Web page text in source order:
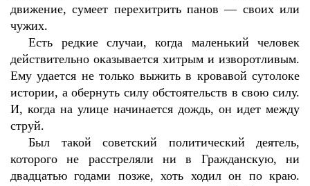
движение, сумеет перехитрить панов — своих или
чужих.
Есть редкие случаи, когда маленький человек
действительно оказывается хитрым и изворотливым.
Ему удается не только выжить в кровавой сутолоке
истории, а обернуть силу обстоятельств в свою силу.
И, когда на улице начинается дождь, он идет между
струй.
Был такой советский политический деятель,
которого не расстреляли ни в Гражданскую, ни
двадцатью годами позже, хоть ходил он по краю.